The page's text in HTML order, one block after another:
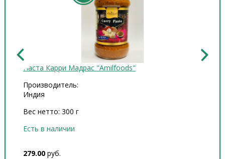
Паста Карри Мадрас "Amilfoods"
Производитель:
Индия
Вес нетто: 300 г
Есть в наличии
279.00руб.